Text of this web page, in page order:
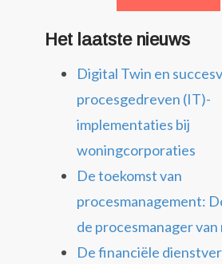
Het laatste nieuws
Digital Twin en
procesgedreven (IT)-
implementaties bij
woningcorporaties
De toekomst van
procesmanagement:
de procesmanager van
De financiële